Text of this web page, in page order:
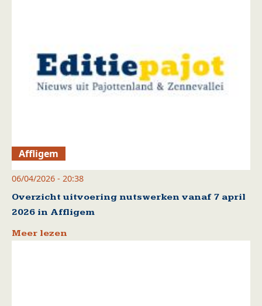
Affligem
06/04/2026 - 20:38
Overzicht uitvoering nutswerken vanaf 7 april
2026 in Affligem
Meer lezen